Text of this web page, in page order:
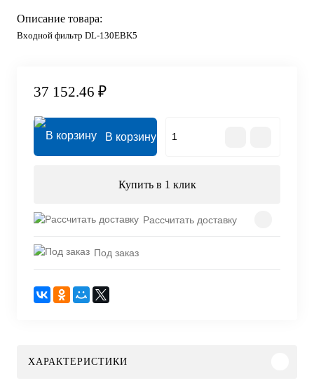
Описание товара:
Входной фильтр DL-130EBK5
37 152.46 ₽
В корзину
Купить в 1 клик
Рассчитать доставку
Под заказ
ХАРАКТЕРИСТИКИ